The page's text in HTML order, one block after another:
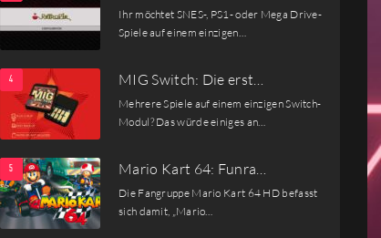
Ihr möchtet SNES-, PS1- oder Mega Drive-
Spiele auf einem einzigen…
MIG Switch: Die erst…
Mehrere Spiele auf einem einzigen Switch-
Modul? Das würde einiges an…
Mario Kart 64: Funra…
Die Fangruppe Mario Kart 64 HD befasst
sich damit, „Mario…